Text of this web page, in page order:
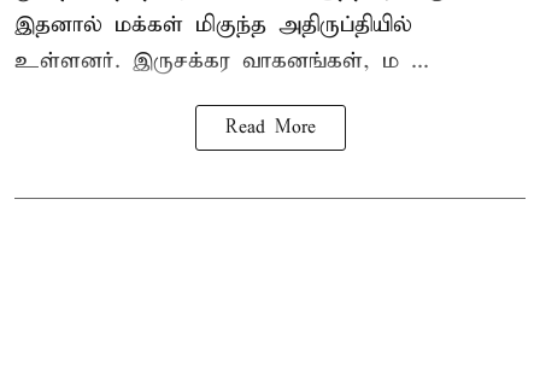
இதனால் மக்கள் மிகுந்த அதிருப்தியில்
உள்ளனர். இருசக்கர வாகனங்கள், ம ...
Read More